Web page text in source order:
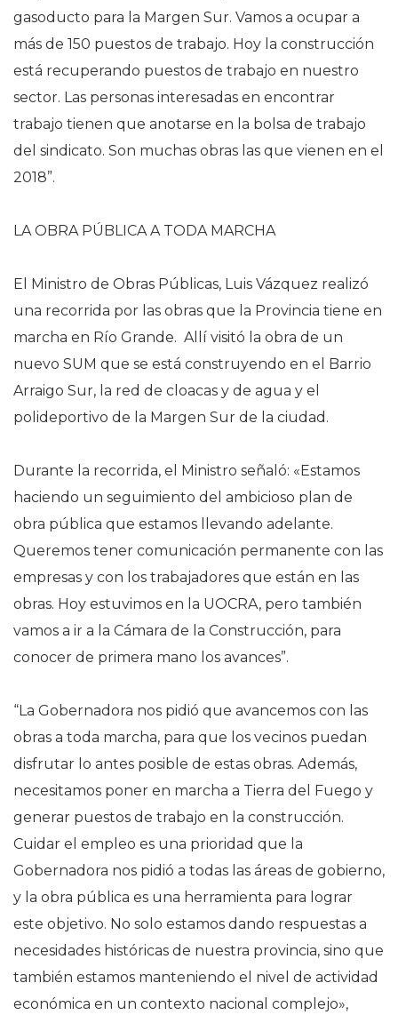
gasoducto para la Margen Sur. Vamos a ocupar a
más de 150 puestos de trabajo. Hoy la construcción
está recuperando puestos de trabajo en nuestro
sector. Las personas interesadas en encontrar
trabajo tienen que anotarse en la bolsa de trabajo
del sindicato. Son muchas obras las que vienen en el
2018”.
LA OBRA PÚBLICA A TODA MARCHA
El Ministro de Obras Públicas, Luis Vázquez realizó
una recorrida por las obras que la Provincia tiene en
marcha en Río Grande. Allí visitó la obra de un
nuevo SUM que se está construyendo en el Barrio
Arraigo Sur, la red de cloacas y de agua y el
polideportivo de la Margen Sur de la ciudad.
Durante la recorrida, el Ministro señaló: «Estamos
haciendo un seguimiento del ambicioso plan de
obra pública que estamos llevando adelante.
Queremos tener comunicación permanente con las
empresas y con los trabajadores que están en las
obras. Hoy estuvimos en la UOCRA, pero también
vamos a ir a la Cámara de la Construcción, para
conocer de primera mano los avances”.
“La Gobernadora nos pidió que avancemos con las
obras a toda marcha, para que los vecinos puedan
disfrutar lo antes posible de estas obras. Además,
necesitamos poner en marcha a Tierra del Fuego y
generar puestos de trabajo en la construcción.
Cuidar el empleo es una prioridad que la
Gobernadora nos pidió a todas las áreas de gobierno,
y la obra pública es una herramienta para lograr
este objetivo. No solo estamos dando respuestas a
necesidades históricas de nuestra provincia, sino que
también estamos manteniendo el nivel de actividad
económica en un contexto nacional complejo»,